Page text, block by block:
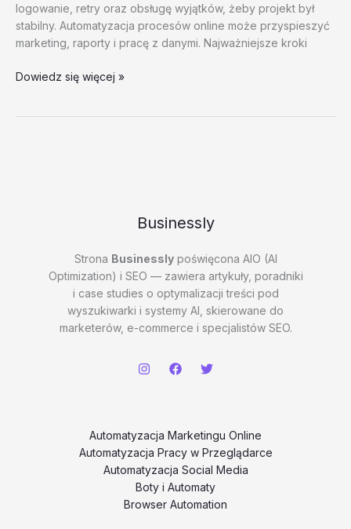
logowanie, retry oraz obsługę wyjątków, żeby projekt był
stabilny. Automatyzacja procesów online może przyspieszyć
marketing, raporty i pracę z danymi. Najważniejsze kroki
Automatyzacja
Dowiedz się więcej »
Businessly
Strona Businesslypoświęcona AIO (AI
Optimization) i SEO — zawiera artykuły, poradniki
i case studies o optymalizacji treści pod
wyszukiwarki i systemy AI, skierowane do
marketerów, e-commerce i specjalistów SEO.
Automatyzacja Marketingu Online
Automatyzacja Pracy w Przeglądarce
Automatyzacja Social Media
Boty i Automaty
Browser Automation